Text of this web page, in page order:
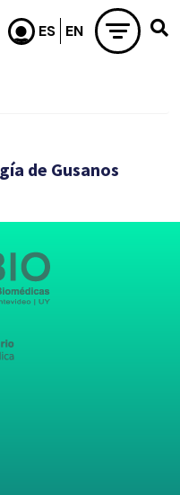
al contenido principal
de Gusanos